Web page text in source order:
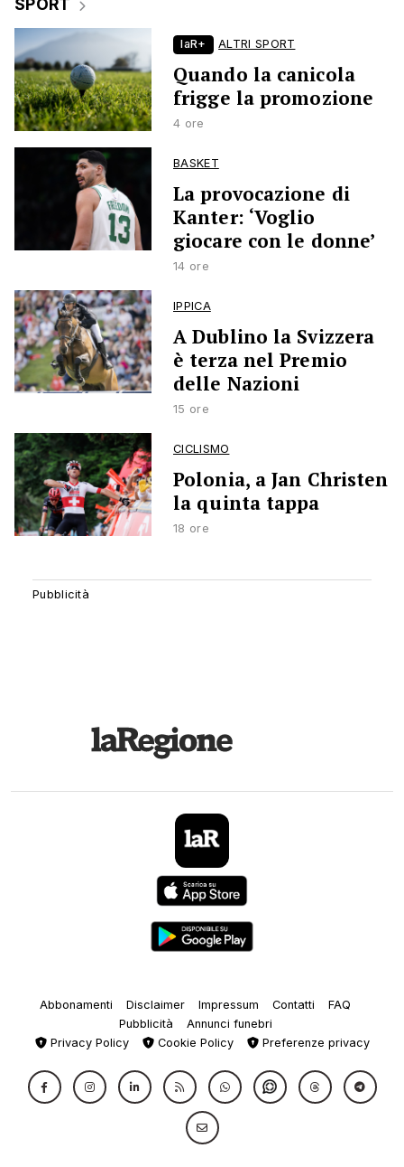
SPORT
laR+ ALTRI SPORT
Quando la canicola
frigge la promozione
4 ore
BASKET
La provocazione di
Kanter: ‘Voglio
giocare con le donne’
14 ore
IPPICA
A Dublino la Svizzera
è terza nel Premio
delle Nazioni
15 ore
CICLISMO
Polonia, a Jan Christen
la quinta tappa
18 ore
Abbonamenti Disclaimer Impressum Contatti
FAQ
Pubblicità
Annunci funebri
Privacy Policy
Cookie Policy Preferenze privacy